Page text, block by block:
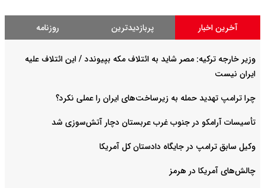
آخرین اخبار پربازدیدترین روزنامه
وزیر خارجه ترکیه: مصر شاید به ائتلاف مکه بپیوندد / این ائتلاف علیه
ایران نیست
چرا ترامپ تهدید حمله به زیرساخت‌های ایران را عملی نکرد؟
تأسیسات آرامکو در جنوب غرب عربستان دچار آتش‌سوزی شد
وکیل سابق ترامپ در جایگاه دادستان کل آمریکا
چالش‌های آمریکا در هرمز